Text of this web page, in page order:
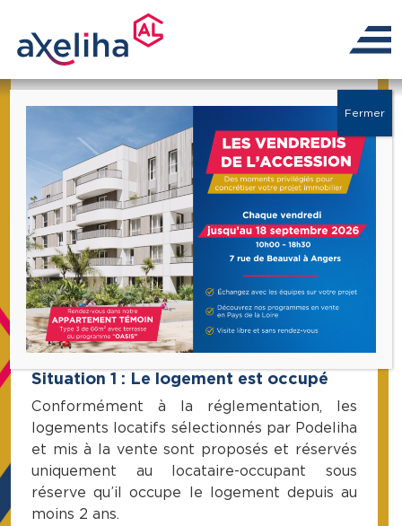
Les conditions d’achat
Axeliha accompagne les futurs
propriétaires dans leur parcours
d’accession à la propriété, du premier
contact à la remise de clés, avec pour
objectif la réussite de votre projet !
Qui peut acheter ?
Situation 1 : Le logement est occupé
Conformément à la réglementation, les
logements locatifs sélectionnés par Podeliha
et mis à la vente sont proposés et réservés
uniquement au locataire-occupant sous
réserve qu’il occupe le logement depuis au
moins 2 ans.
Fermer